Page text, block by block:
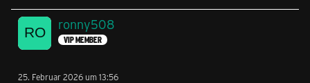
ronny508
VIP MEMBER
25. Februar 2026 um 13:56